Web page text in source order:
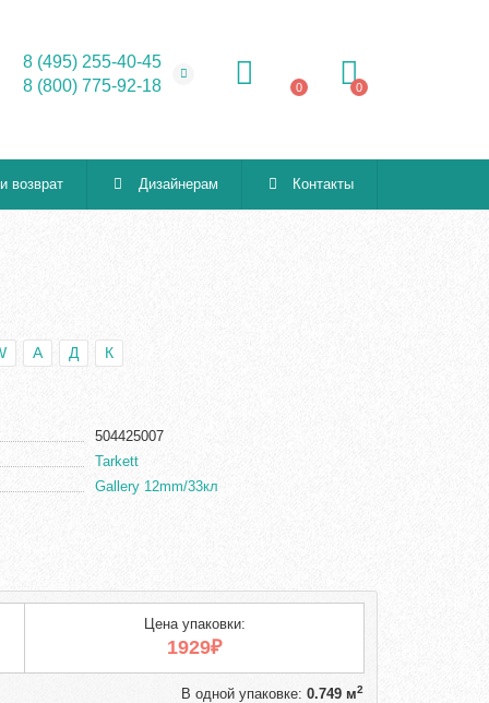
8 (495) 255-40-45
8 (800) 775-92-18
0 0
возврат Дизайнерам Контакты
А Д К
504425007
Tarkett
Gallery 12mm/33кл
Цена упаковки:
1929₽
В одной упаковке:0.749 м2